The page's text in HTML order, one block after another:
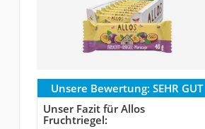
Unsere Bewertung: SEHR GUT
Unser Fazit für Allos
Fruchtriegel: